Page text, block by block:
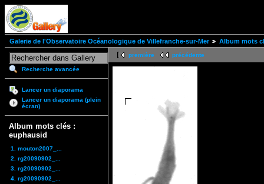
Galerie de l'Observatoire Océanologique de Villefranche-sur-Mer Album mots
Recherche avancée
Lancer un diaporama
Lancer un diaporama (plein
écran)
Album mots clés :
euphausid
1. mouton2007_...
2. rg20090902_...
3. rg20090902_...
4. rg20090902_...
première précédente